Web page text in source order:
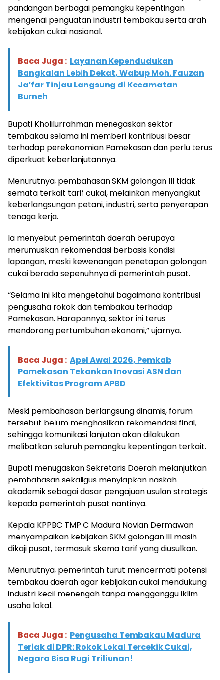
pandangan berbagai pemangku kepentingan
mengenai penguatan industri tembakau serta arah
kebijakan cukai nasional.
Baca Juga : Layanan Kependudukan
Bangkalan Lebih Dekat, Wabup Moh. Fauzan
Ja’far Tinjau Langsung di Kecamatan
Burneh
Bupati Kholilurrahman menegaskan sektor
tembakau selama ini memberi kontribusi besar
terhadap perekonomian Pamekasan dan perlu terus
diperkuat keberlanjutannya.
Menurutnya, pembahasan SKM golongan III tidak
semata terkait tarif cukai, melainkan menyangkut
keberlangsungan petani, industri, serta penyerapan
tenaga kerja.
Ia menyebut pemerintah daerah berupaya
merumuskan rekomendasi berbasis kondisi
lapangan, meski kewenangan penetapan golongan
cukai berada sepenuhnya di pemerintah pusat.
“Selama ini kita mengetahui bagaimana kontribusi
pengusaha rokok dan tembakau terhadap
Pamekasan. Harapannya, sektor ini terus
mendorong pertumbuhan ekonomi,” ujarnya.
Baca Juga : Apel Awal 2026, Pemkab
Pamekasan Tekankan Inovasi ASN dan
Efektivitas Program APBD
Meski pembahasan berlangsung dinamis, forum
tersebut belum menghasilkan rekomendasi final,
sehingga komunikasi lanjutan akan dilakukan
melibatkan seluruh pemangku kepentingan terkait.
Bupati menugaskan Sekretaris Daerah melanjutkan
pembahasan sekaligus menyiapkan naskah
akademik sebagai dasar pengajuan usulan strategis
kepada pemerintah pusat nantinya.
Kepala KPPBC TMP C Madura Novian Dermawan
menyampaikan kebijakan SKM golongan III masih
dikaji pusat, termasuk skema tarif yang diusulkan.
Menurutnya, pemerintah turut mencermati potensi
tembakau daerah agar kebijakan cukai mendukung
industri kecil menengah tanpa mengganggu iklim
usaha lokal.
Baca Juga : Pengusaha Tembakau Madura
Teriak di DPR: Rokok Lokal Tercekik Cukai,
Negara Bisa Rugi Triliunan!